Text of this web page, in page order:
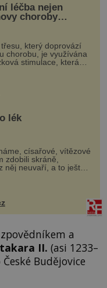
léčba nejen
choroby
který doprovází
chorobu, je využívána
stimulace, která
vysoce invazivní
zase není vhodný
zacílení ...
lék
císařové, vítězové
zdobili skráně,
něj neuvaří, a to ještě
list může výrazně
naše neduhy.
množství ně...
a
II. (asi 1233–
Budějovice